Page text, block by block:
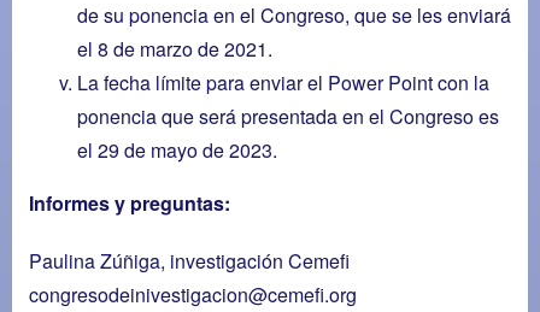
de su ponencia en el Congreso, que se les enviará
el 8 de marzo de 2021.
La fecha límite para enviar el Power Point con la
ponencia que será presentada en el Congreso es
el 29 de mayo de 2023.
Informes y preguntas:
Paulina Zúñiga, investigación Cemefi
congresodeinivestigacion@cemefi.org